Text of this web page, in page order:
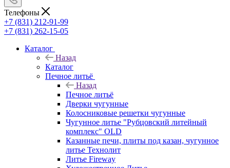
Телефоны
+7 (831) 212-91-99
+7 (831) 262-15-05
Каталог
Назад
Каталог
Печное литьё
Назад
Печное литьё
Дверки чугунные
Колосниковые решетки чугунные
Чугунное литье "Рубцовский литейный
комплекс" OLD
Казанные печи, плиты под казан, чугунное
литье Технолит
Литье Fireway